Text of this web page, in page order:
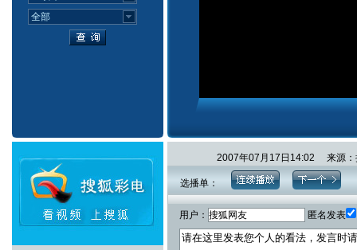
2007年07月17日14:02 来源
选播单：
用户： 匿名发表